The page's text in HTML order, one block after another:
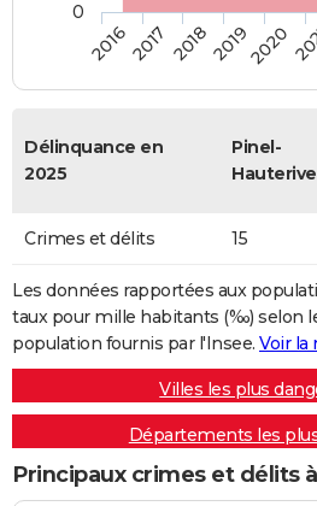
20162017 201820192020
0
Délinquance en
2025
Pinel-
Hauterive
Crimes et délits 15
Les données rapportées aux
taux pour mille habitants (‰) selon
population fournis par l'Insee. Voir la
Villes les plus
Départements les
Principaux crimes et délits